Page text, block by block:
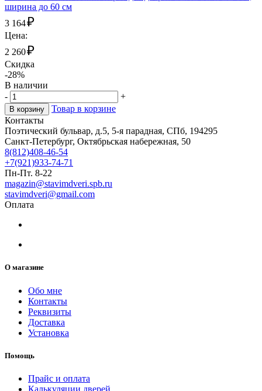
ширина до 60 см
3 164₽
Цена:
2 260₽
Скидка
-28%
В наличии
-
+
В корзину
Товар в корзине
Контакты
Поэтический бульвар, д.5, 5-я парадная, СПб, 194295
Санкт-Петербург, Октябрьская набережная, 50
8(812)408-46-54
+7(921)933-74-71
Пн-Пт. 8-22
magazin@stavimdveri.spb.ru
stavimdveri@gmail.com
Оплата
О магазине
Обо мне
Контакты
Реквизиты
Доставка
Установка
Помощь
Прайс и оплата
Калькуляции дверей